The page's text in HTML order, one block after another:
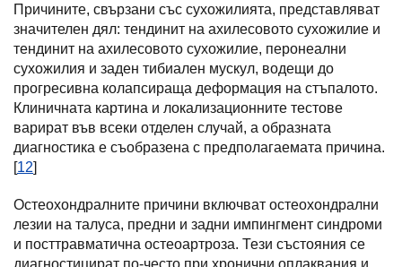
Причините, свързани със сухожилията, представляват
значителен дял: тендинит на ахилесовото сухожилие и
тендинит на ахилесовото сухожилие, перонеални
сухожилия и заден тибиален мускул, водещи до
прогресивна колапсираща деформация на стъпалото.
Клиничната картина и локализационните тестове
варират във всеки отделен случай, а образната
диагностика е съобразена с предполагаемата причина.
[12]
Остеохондралните причини включват остеохондрални
лезии на талуса, предни и задни импингмент синдроми
и посттравматична остеоартроза. Тези състояния се
диагностицират по-често при хронични оплаквания и